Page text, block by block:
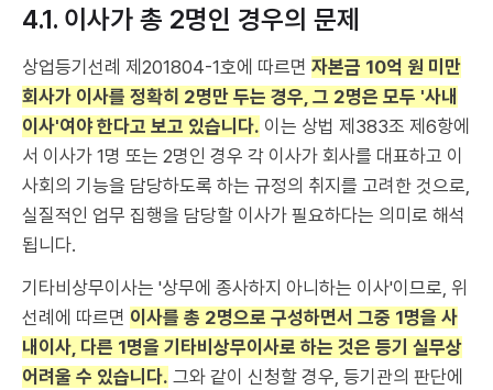
4.1. 이사가 총 2명인 경우의 문제
상업등기선례 제201804-1호에 따르면 자본금 10억 원 미만
회사가 이사를 정확히 2명만 두는 경우, 그 2명은 모두 '사내
이사'여야 한다고 보고 있습니다. 이는 상법 제383조 제6항에
서 이사가 1명 또는 2명인 경우 각 이사가 회사를 대표하고 이
사회의 기능을 담당하도록 하는 규정의 취지를 고려한 것으로,
실질적인 업무 집행을 담당할 이사가 필요하다는 의미로 해석
됩니다.
기타비상무이사는 '상무에 종사하지 아니하는 이사'이므로, 위
선례에 따르면 이사를 총 2명으로 구성하면서 그중 1명을 사
내이사, 다른 1명을 기타비상무이사로 하는 것은 등기 실무상
어려울 수 있습니다. 그와 같이 신청할 경우, 등기관의 판단에